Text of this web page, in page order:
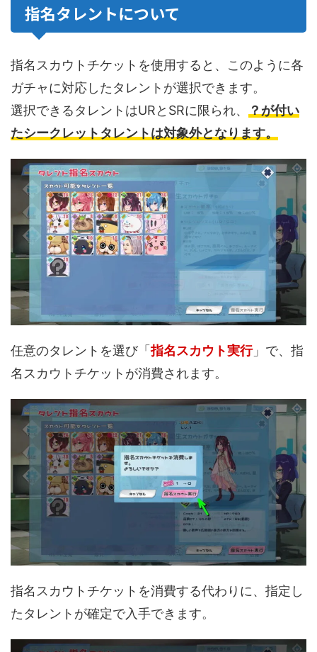
指名タレントについて
指名スカウトチケットを使用すると、このように各
ガチャに対応したタレントが選択できます。
選択できるタレントはURとSRに限られ、
？が付い
たシークレットタレントは対象外となります。
任意のタレントを選び「指名スカウト実行」で、指
名スカウトチケットが消費されます。
指名スカウトチケットを消費する代わりに、指定し
たタレントが確定で入手できます。